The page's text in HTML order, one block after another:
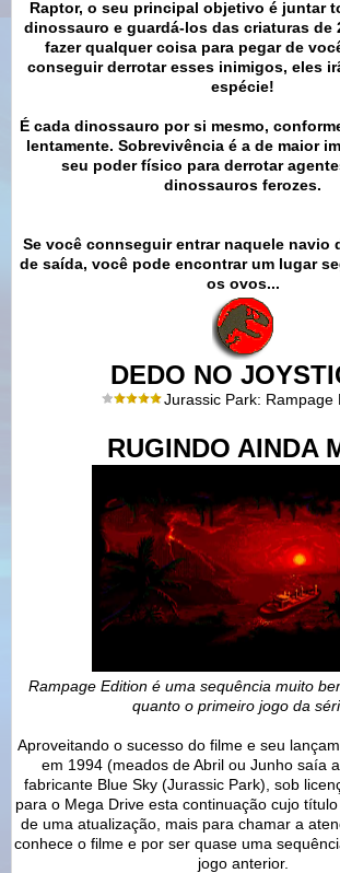
Raptor, o seu principal objetivo é juntar
dinossauro e guardá-los das criaturas de
fazer qualquer coisa para pegar de
conseguir derrotar esses inimigos, eles
espécie!
É cada dinossauro por si mesmo,
lentamente. Sobrevivência é a de maior
seu poder físico para derrotar
dinossauros ferozes.
Se você connseguir entrar naquele navio
de saída, você pode encontrar um lugar
os ovos...
DEDO NO
Jurassic Park: Rampage
RUGINDO AINDA
Rampage Edition é uma sequência muito
quanto o primeiro jogo da
Aproveitando o sucesso do filme e seu
em 1994 (meados de Abril ou Junho saía
fabricante Blue Sky (Jurassic Park), sob
para o Mega Drive esta continuação cujo
de uma atualização, mais para chamar a
conhece o filme e por ser quase uma
jogo anterior.